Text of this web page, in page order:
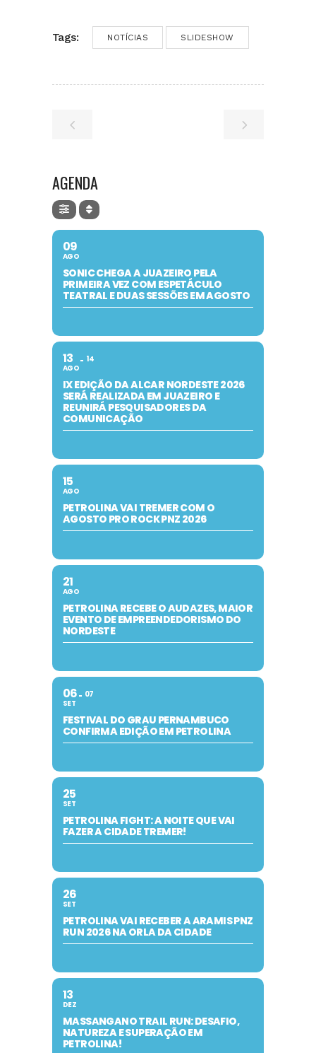
Tags: NOTÍCIAS SLIDESHOW
AGENDA
09
AGO
SONIC CHEGA A JUAZEIRO PELA
PRIMEIRA VEZ COM ESPETÁCULO
TEATRAL E DUAS SESSÕES EM AGOSTO
13
AGO
14
IX EDIÇÃO DA ALCAR NORDESTE 2026
SERÁ REALIZADA EM JUAZEIRO E
REUNIRÁ PESQUISADORES DA
COMUNICAÇÃO
15
AGO
PETROLINA VAI TREMER COM O
AGOSTO PRO ROCK PNZ 2026
21
AGO
PETROLINA RECEBE O AUDAZES, MAIOR
EVENTO DE EMPREENDEDORISMO DO
NORDESTE
06
SET
07
FESTIVAL DO GRAU PERNAMBUCO
CONFIRMA EDIÇÃO EM PETROLINA
25
SET
PETROLINA FIGHT: A NOITE QUE VAI
FAZER A CIDADE TREMER!
26
SET
PETROLINA VAI RECEBER A ARAMIS PNZ
RUN 2026 NA ORLA DA CIDADE
13
DEZ
MASSANGANO TRAIL RUN: DESAFIO,
NATUREZA E SUPERAÇÃO EM
PETROLINA!